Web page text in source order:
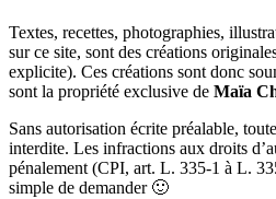
Textes, recettes, photographies,
sur ce site, sont des créations
explicite). Ces créations sont donc
sont la propriété exclusive de Maïa
Sans autorisation écrite préalable,
interdite. Les infractions aux droits
pénalement (CPI, art. L. 335-1 à L.
simple de demander 🙂